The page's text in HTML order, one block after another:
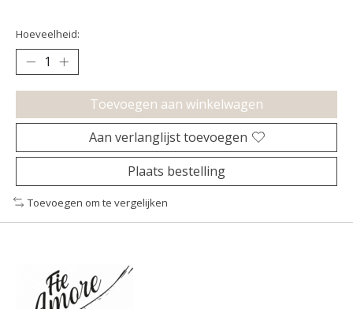
Hoeveelheid:
Toevoegen aan winkelwagen
Aan verlanglijst toevoegen
Plaats bestelling
Toevoegen om te vergelijken